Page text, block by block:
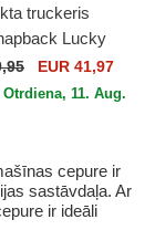
truckeris
Lucky
Happy
Farm no
EUR 41,97
Otrdiena, 11. Aug.
cepure ir
sastāvdaļa. Ar
ir ideāli